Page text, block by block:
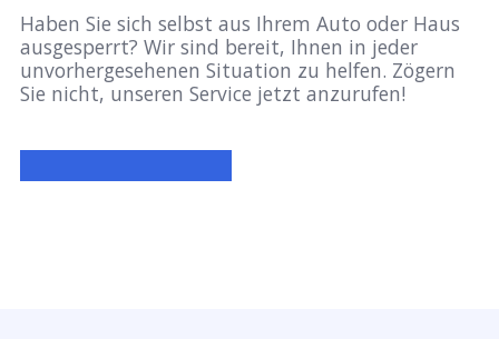
Haben Sie sich selbst aus Ihrem Auto oder Haus
ausgesperrt? Wir sind bereit, Ihnen in jeder
unvorhergesehenen Situation zu helfen. Zögern
Sie nicht, unseren Service jetzt anzurufen!